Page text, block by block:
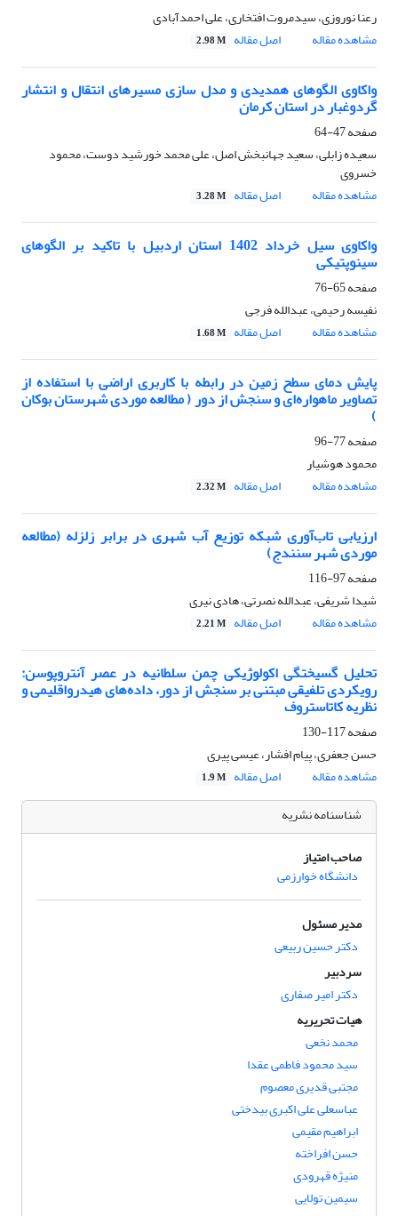
رعنا نوروزی، سیدمروت افتخاری، علی احمدآبادی
مشاهده مقاله
اصل مقاله 2.98 M
واکاوی الگوهای همدیدی و مدل سازی مسیرهای انتقال و انتشار
گردوغبار در استان کرمان
صفحه47-64
سعیده زابلی، سعید جهانبخش اصل، علی محمد خورشید دوست، محمود
خسروی
مشاهده مقاله
اصل مقاله 3.28 M
واکاوی سیل خرداد 1402 استان اردبیل با تاکید بر الگوهای
سینوپتیکی
صفحه65-76
نفیسه رحیمی، عبدالله فرجی
مشاهده مقاله
اصل مقاله 1.68 M
پایش دمای سطح زمین در رابطه با کاربری اراضی با استفاده از
تصاویر ماهواره‌ای و سنجش از دور ( مطالعه موردی شهرستان بوکان
)
صفحه77-96
محمود هوشیار
مشاهده مقاله
اصل مقاله 2.32 M
ارزیابی تاب‌آوری شبکه توزیع آب شهری در برابر زلزله (مطالعه
موردی شهر سنندج)
صفحه97-116
شیدا شریفی، عبدالله نصرتی، هادی نیری
مشاهده مقاله
اصل مقاله 2.21 M
تحلیل گسیختگی اکولوژیکی چمن سلطانیه در عصر آنتروپوسن:
رویکردی تلفیقی مبتنی بر سنجش از دور، داده‌های هیدرواقلیمی و
نظریه کاتاستروف
صفحه117-130
حسن جعفری، پیام افشار، عیسی پیری
مشاهده مقاله
اصل مقاله 1.9 M
شناسنامه نشریه
صاحب امتیاز
دانشگاه خوارزمی
مدیر مسئول
دکتر حسین ربیعی
سردبیر
دکتر امیر صفاری
هیات تحریریه
محمد نخعی
سید محمود فاطمی عقدا
مجتبی قدیری معصوم
عباسعلی علی اکبری بیدختی
ابراهیم مقیمی
حسن افراخته
منیژه قهرودی
سیمین تولایی